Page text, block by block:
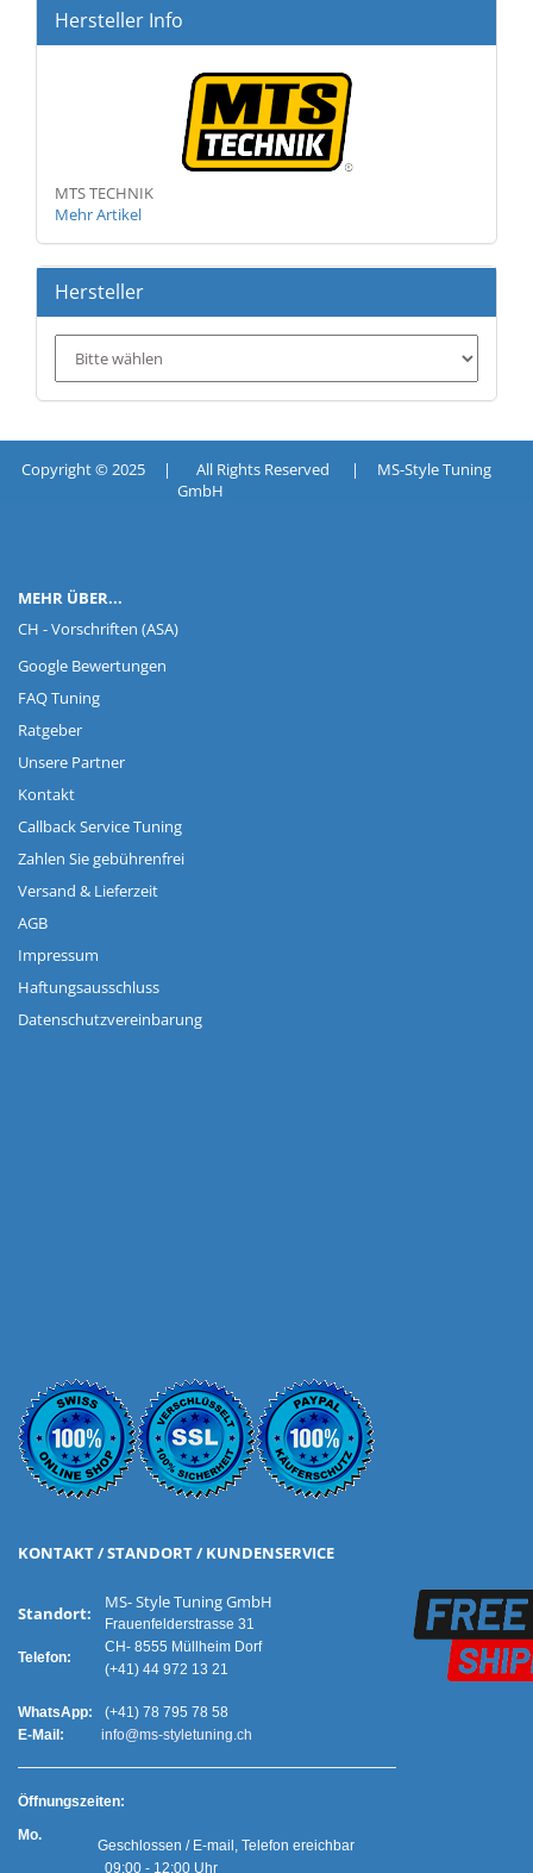
Hersteller Info
MTS TECHNIK
Mehr Artikel
Hersteller
Copyright © 2025 | All Rights Reserved | MS-Style Tuning
GmbH
MEHR ÜBER...
CH - Vorschriften (ASA)
Google Bewertungen
FAQ Tuning
Ratgeber
Unsere Partner
Kontakt
Callback Service Tuning
Zahlen Sie gebührenfrei
Versand & Lieferzeit
AGB
Impressum
Haftungsausschluss
Datenschutzvereinbarung
KONTAKT / STANDORT / KUNDENSERVICE
Standort:
Telefon:
MS- Style Tuning GmbH
Frauenfelderstrasse 31
CH- 8555 Müllheim Dorf
(+41) 44 972 13 21
WhatsApp:
(+41) 78 795 78 58
E-Mail:
info@ms-styletuning.ch
Öffnungszeiten:
Mo.
Geschlossen / E-mail, Telefon ereichbar
09:00 - 12:00 Uhr